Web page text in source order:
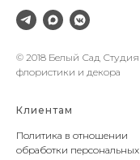
© 2018 Белый Сад Студия
флористики и декора
Клиентам
Политика в отношении
обработки персональных